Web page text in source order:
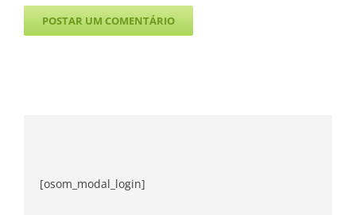
[osom_modal_login]